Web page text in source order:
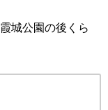
城公園の後くら